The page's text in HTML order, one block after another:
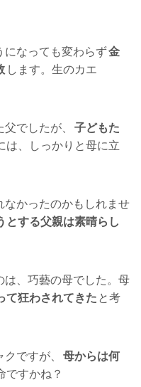
になっても変わらず金
します。生のカエ
でしたが、
子どもた
は、しっかりと母に立
なかったのかもしれませ
とする父親は素晴らし
は、巧藝の母でした。母
て狂わされてきた と考
ですが、
母からは何
ですかね？